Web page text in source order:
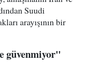
Suudi
arayışının bir
güvenmiyor"